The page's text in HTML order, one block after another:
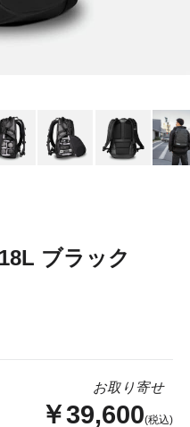
ブラック
お取り寄せ
￥39,600(税込)